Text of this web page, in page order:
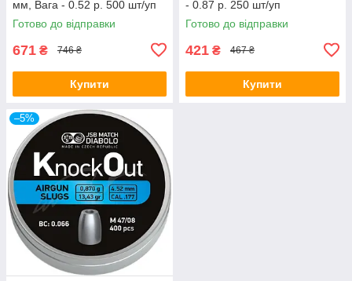
мм, Вага - 0.52 р. 500 шт/уп
Готово до відправки
671 ₴ 746 ₴
Купити
- 0.87 р. 250 шт/уп
Готово до відправки
421 ₴ 467 ₴
Купити
–5%